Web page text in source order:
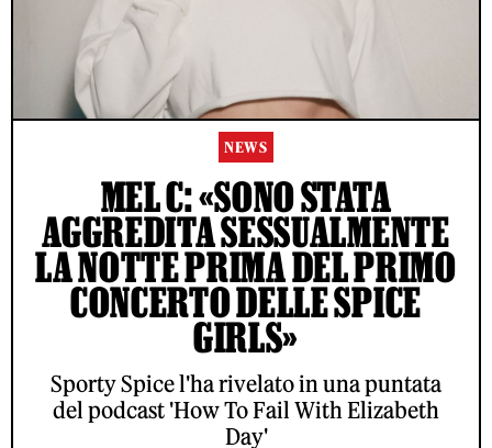
NEWS
MEL C: «SONO STATA
AGGREDITA SESSUALMENTE
LA NOTTE PRIMA DEL PRIMO
CONCERTO DELLE SPICE
GIRLS»
Sporty Spice l'ha rivelato in una puntata
del podcast 'How To Fail With Elizabeth
Day'